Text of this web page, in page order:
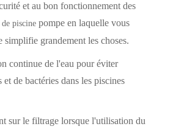
et au bon fonctionnement des
piscine pompe en laquelle vous
grandement les choses.
continue de l'eau pour éviter
de bactéries dans les piscines
sur le filtrage lorsque l'utilisation du